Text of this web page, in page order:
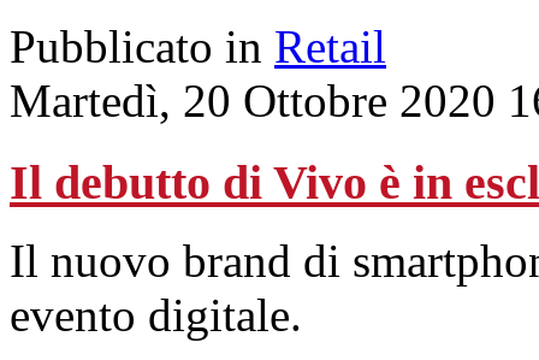
Pubblicato in Retail
Martedì, 20 Ottobre 2020
Il debutto di Vivo è in
Il nuovo brand di
evento digitale.